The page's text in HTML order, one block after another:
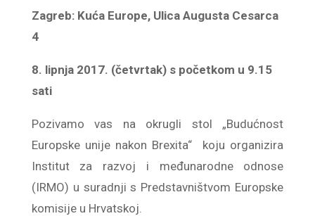
Zagreb: Kuća Europe, Ulica Augusta Cesarca
4
8. lipnja 2017. (četvrtak) s početkom u 9.15
sati
Pozivamo vas na okrugli stol „Budućnost
Europske unije nakon Brexita“ koju organizira
Institut za razvoj i međunarodne odnose
(IRMO) u suradnji s Predstavništvom Europske
komisije u Hrvatskoj.